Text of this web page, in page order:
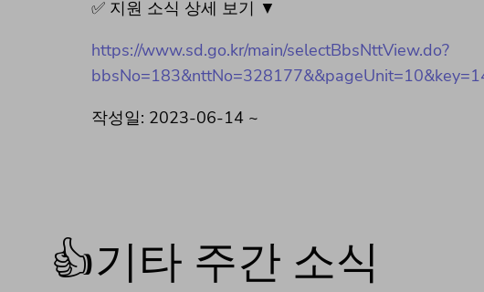
✅ 지원 소식 상세 보기 ▼
https://www.sd.go.kr/main/selectBbsNttView.do?
작성일: 2023-06-14 ~
👍기타 주간 소식